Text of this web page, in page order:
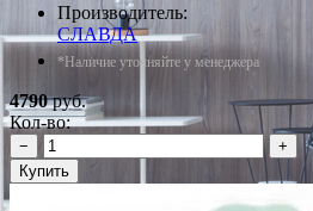
Производитель:
СЛАВДА
*Наличие уточняйте у менеджера
4790руб.
Кол-во:
−
+
Купить